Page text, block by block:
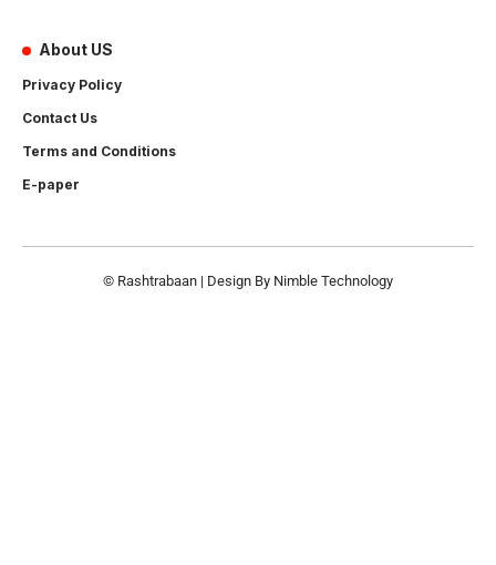
About US
Privacy Policy
Contact Us
Terms and Conditions
E-paper
© Rashtrabaan | Design By Nimble Technology